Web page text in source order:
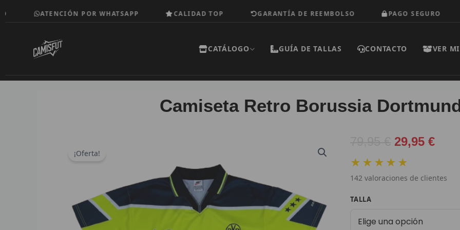
ATENCIÓN POR WHATSAPP CALIDAD TOP GARANTÍA DE REEMBOLSO PAGO SEGURO
CATÁLOGO GUÍA DE TALLAS CONTACTO VER
Camiseta Retro Borussia
¡Oferta!
El
original
era:
29,95 €El
es:
★★★★★
142 valoraciones de clientes
TALLA
Camiseta
Borussia